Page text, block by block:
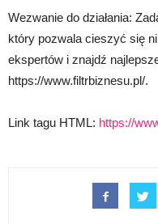
Wezwanie do działania:
który pozwala cieszyć się
ekspertów i znajdź
https://www.filtrbiznesu.pl/.
Link tagu HTML: https://